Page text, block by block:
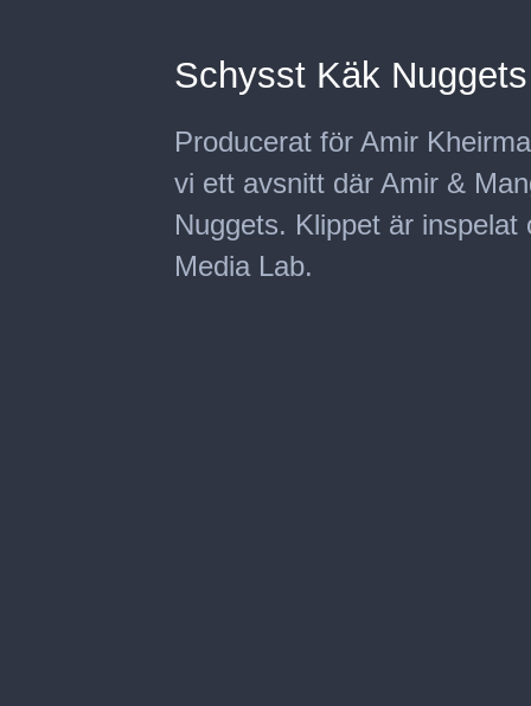
Schysst Käk
Producerat för Amir
vi ett avsnitt där Amir &
Nuggets. Klippet är
Media Lab.